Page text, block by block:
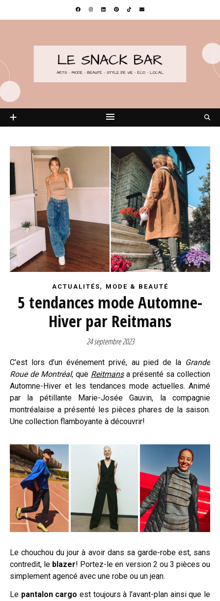
ACTUALITÉS, MODE & BEAUTÉ
5 tendances mode Automne-
Hiver par Reitmans
24 septembre 2023
C’est lors d’un événement privé, au pied de la Grande
Roue de Montréal, que Reitmansa présenté sa collection
Automne-Hiver et les tendances mode actuelles. Animé
par la pétillante Marie-Josée Gauvin, la compagnie
montréalaise a présenté les pièces phares de la saison.
Une collection flamboyante à découvrir!
Le chouchou du jour à avoir dans sa garde-robe est, sans
contredit, le blazer! Portez-le en version 2 ou 3 pièces ou
simplement agencé avec une robe ou un jean.
Le pantalon cargo est toujours à l’avant-plan ainsi que le